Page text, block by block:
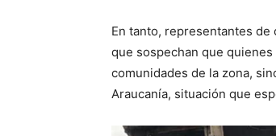
En tanto, representantes de
que sospechan que
comunidades de la zona,
Araucanía, situación que